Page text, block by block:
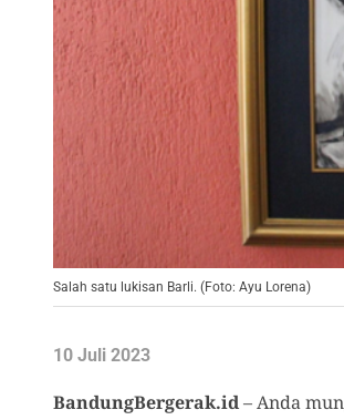
Salah satu lukisan Barli. (Foto: Ayu Lorena)
10 Juli 2023
BandungBergerak.id– Anda